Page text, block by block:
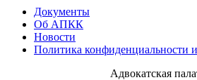
Документы
Об АПКК
Новости
Политика конфиденциальности
Адвокатская